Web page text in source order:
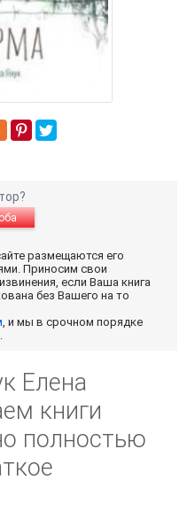
размещаются его
Приносим свои
если Ваша книга
без Вашего на то
, и мы в срочном порядке
Елена
книги
полностью